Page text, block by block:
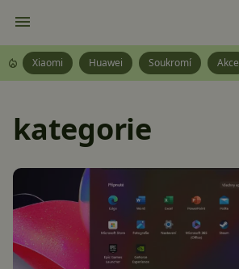
Xiaomi Huawei Soukromí Akce
kategorie